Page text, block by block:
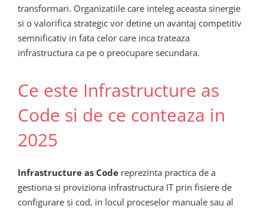
transformari. Organizatiile care inteleg aceasta sinergie
si o valorifica strategic vor detine un avantaj competitiv
semnificativ in fata celor care inca trateaza
infrastructura ca pe o preocupare secundara.
Ce este Infrastructure as
Code si de ce conteaza in
2025
Infrastructure as Code reprezinta practica de a
gestiona si proviziona infrastructura IT prin fisiere de
configurare si cod, in locul proceselor manuale sau al